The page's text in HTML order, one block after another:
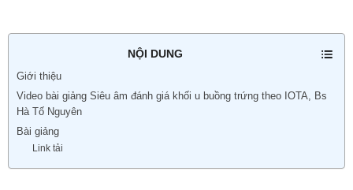
NỘI DUNG
Giới thiệu
Video bài giảng Siêu âm đánh giá khối u buồng trứng theo IOTA, Bs
Hà Tố Nguyên
Bài giảng
Link tải